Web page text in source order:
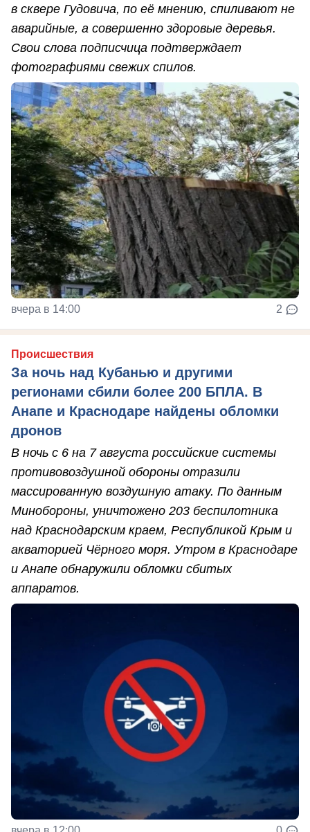
в сквере Гудовича, по её мнению, спиливают не
аварийные, а совершенно здоровые деревья.
Свои слова подписчица подтверждает
фотографиями свежих спилов.
вчера в 14:00 2
Происшествия
За ночь над Кубанью и другими
регионами сбили более 200 БПЛА. В
Анапе и Краснодаре найдены обломки
дронов
В ночь с 6 на 7 августа российские системы
противовоздушной обороны отразили
массированную воздушную атаку. По данным
Минобороны, уничтожено 203 беспилотника
над Краснодарским краем, Республикой Крым и
акваторией Чёрного моря. Утром в Краснодаре
и Анапе обнаружили обломки сбитых
аппаратов.